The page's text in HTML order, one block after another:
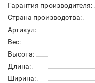
Гарантия производителя:
Страна производства:
Артикул:
Вес:
Высота:
Длина:
Ширина: